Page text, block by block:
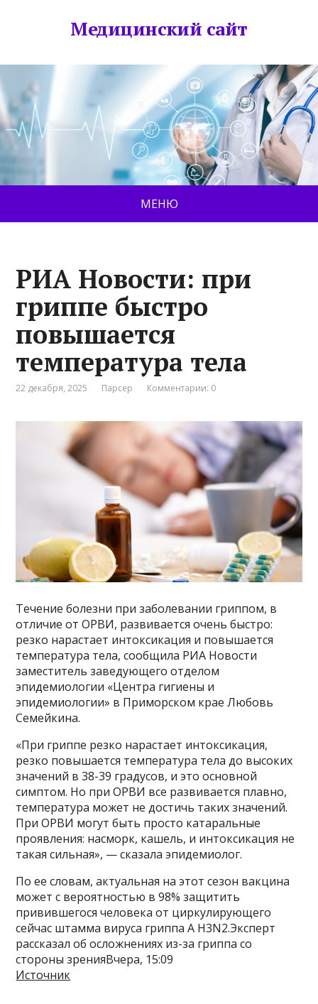
Медицинский сайт
МЕНЮ
РИА Новости: при
гриппе быстро
повышается
температура тела
22 декабря, 2025 Парсер Комментарии: 0
Течение болезни при заболевании гриппом, в
отличие от ОРВИ, развивается очень быстро:
резко нарастает интоксикация и повышается
температура тела, сообщила РИА Новости
заместитель заведующего отделом
эпидемиологии «Центра гигиены и
эпидемиологии» в Приморском крае Любовь
Семейкина.
«При гриппе резко нарастает интоксикация,
резко повышается температура тела до высоких
значений в 38-39 градусов, и это основной
симптом. Но при ОРВИ все развивается плавно,
температура может не достичь таких значений.
При ОРВИ могут быть просто катаральные
проявления: насморк, кашель, и интоксикация не
такая сильная», — сказала эпидемиолог.
По ее словам, актуальная на этот сезон вакцина
может с вероятностью в 98% защитить
привившегося человека от циркулирующего
сейчас штамма вируса гриппа А H3N2.Эксперт
рассказал об осложнениях из-за гриппа со
стороны зренияВчера, 15:09
Источник